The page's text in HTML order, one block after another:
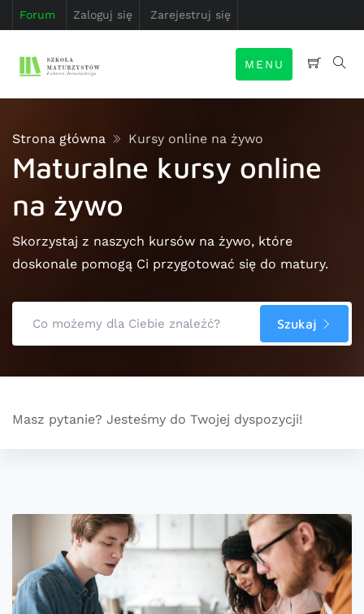
Forum Zaloguj się Zarejestruj się
MENU
Strona główna Kursy online na żywo
Maturalne kursy online
na żywo
Skorzystaj z naszych kursów na żywo, które
doskonale pomogą Ci przygotować się do matury.
Szukaj
Masz pytanie? Jesteśmy do Twojej dyspozycji!